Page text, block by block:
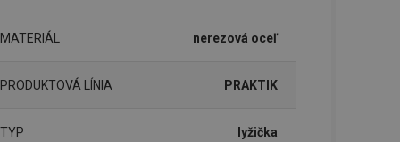
MATERIÁL nerezová oceľ
PRODUKTOVÁ LÍNIA PRAKTIK
TYP lyžička